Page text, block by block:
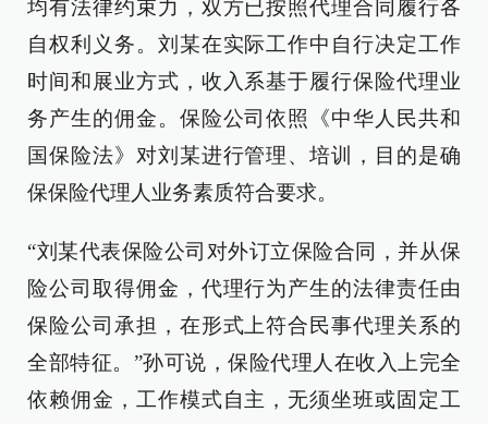
均有法律约束力，双方已按照代理合同履行各
自权利义务。刘某在实际工作中自行决定工作
时间和展业方式，收入系基于履行保险代理业
务产生的佣金。保险公司依照《中华人民共和
国保险法》对刘某进行管理、培训，目的是确
保保险代理人业务素质符合要求。
“刘某代表保险公司对外订立保险合同，并从保
险公司取得佣金，代理行为产生的法律责任由
保险公司承担，在形式上符合民事代理关系的
全部特征。”孙可说，保险代理人在收入上完全
依赖佣金，工作模式自主，无须坐班或固定工